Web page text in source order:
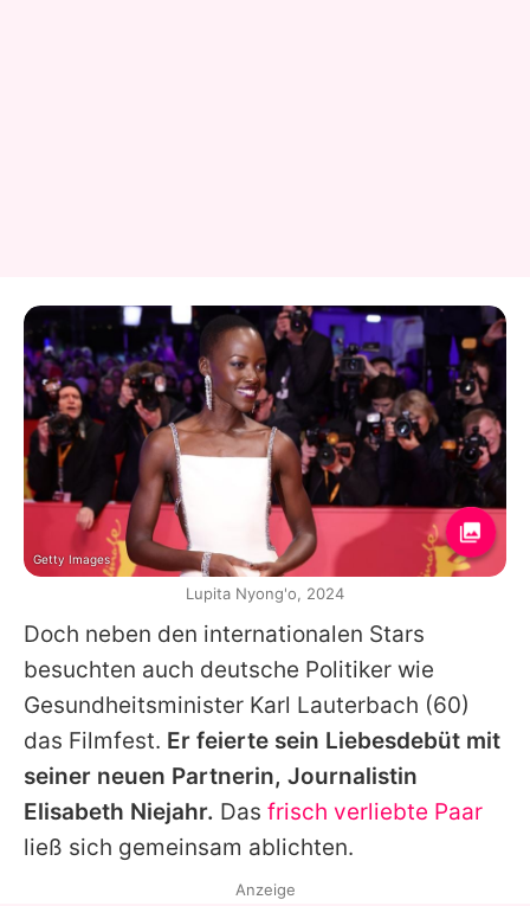
Doch neben den internationalen Stars
besuchten auch deutsche Politiker wie
Gesundheitsminister Karl Lauterbach (60)
das Filmfest. Er feierte sein Liebesdebüt mit
seiner neuen Partnerin, Journalistin
Elisabeth Niejahr. Das frisch verliebte Paar
ließ sich gemeinsam ablichten.
Getty Images
Lupita Nyong'o, 2024
Anzeige